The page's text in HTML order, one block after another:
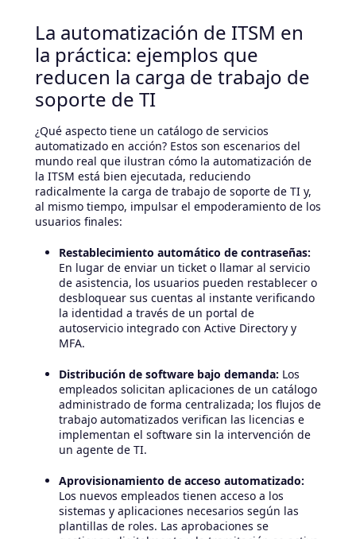
La automatización de ITSM en
la práctica: ejemplos que
reducen la carga de trabajo de
soporte de TI
¿Qué aspecto tiene un catálogo de servicios
automatizado en acción? Estos son escenarios del
mundo real que ilustran cómo la automatización de
la ITSM está bien ejecutada, reduciendo
radicalmente la carga de trabajo de soporte de TI y,
al mismo tiempo, impulsar el empoderamiento de los
usuarios finales:
Restablecimiento automático de contraseñas:
En lugar de enviar un ticket o llamar al servicio
de asistencia, los usuarios pueden restablecer o
desbloquear sus cuentas al instante verificando
la identidad a través de un portal de
autoservicio integrado con Active Directory y
MFA.
Distribución de software bajo demanda: Los
empleados solicitan aplicaciones de un catálogo
administrado de forma centralizada; los flujos de
trabajo automatizados verifican las licencias e
implementan el software sin la intervención de
un agente de TI.
Aprovisionamiento de acceso automatizado:
Los nuevos empleados tienen acceso a los
sistemas y aplicaciones necesarios según las
plantillas de roles. Las aprobaciones se